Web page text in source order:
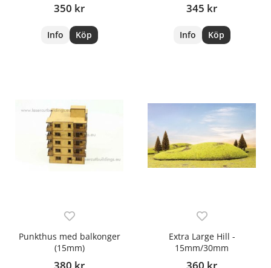
350 kr
Info Köp
345 kr
Info Köp
Punkthus med balkonger
(15mm)
380 kr
Extra Large Hill -
15mm/30mm
360 kr